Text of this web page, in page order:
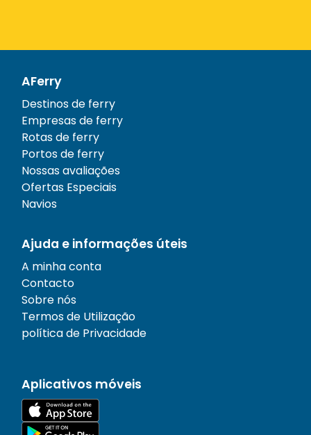
AFerry
Destinos de ferry
Empresas de ferry
Rotas de ferry
Portos de ferry
Nossas avaliações
Ofertas Especiais
Navios
Ajuda e informações úteis
A minha conta
Contacto
Sobre nós
Termos de Utilização
política de Privacidade
Aplicativos móveis